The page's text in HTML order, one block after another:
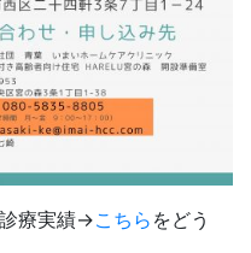
療実績→こちら をどう